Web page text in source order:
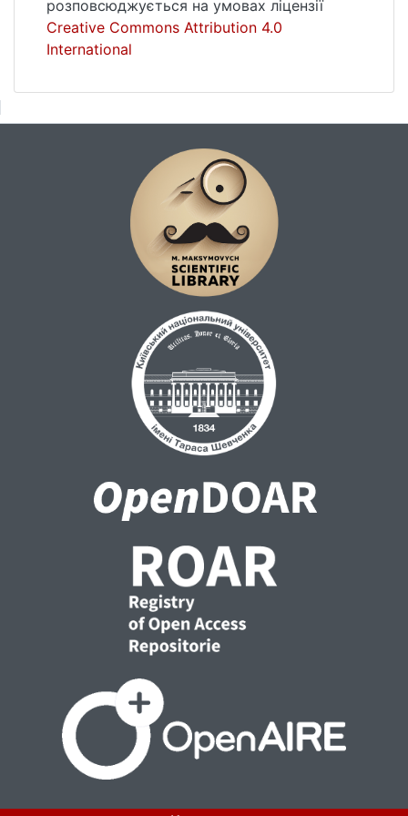
розповсюджується на умовах ліцензії
Creative Commons Attribution 4.0
International